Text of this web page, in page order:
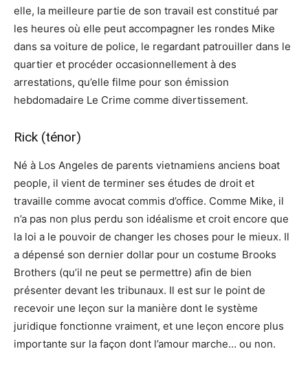
elle, la meilleure partie de son travail est constitué par
les heures où elle peut accompagner les rondes Mike
dans sa voiture de police, le regardant patrouiller dans le
quartier et procéder occasionnellement à des
arrestations, qu’elle filme pour son émission
hebdomadaire Le Crime comme divertissement.
Rick (ténor)
Né à Los Angeles de parents vietnamiens anciens boat
people, il vient de terminer ses études de droit et
travaille comme avocat commis d’office. Comme Mike, il
n’a pas non plus perdu son idéalisme et croit encore que
la loi a le pouvoir de changer les choses pour le mieux. Il
a dépensé son dernier dollar pour un costume Brooks
Brothers (qu’il ne peut se permettre) afin de bien
présenter devant les tribunaux. Il est sur le point de
recevoir une leçon sur la manière dont le système
juridique fonctionne vraiment, et une leçon encore plus
importante sur la façon dont l’amour marche… ou non.